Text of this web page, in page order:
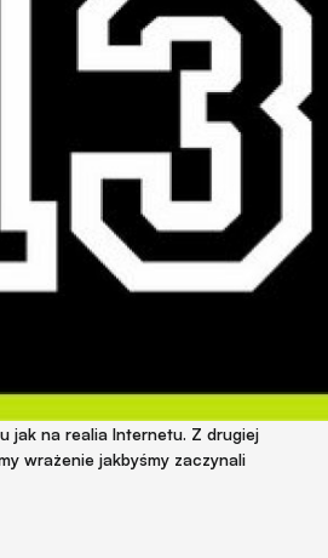
jak na realia Internetu. Z drugiej
wrażenie jakbyśmy zaczynali